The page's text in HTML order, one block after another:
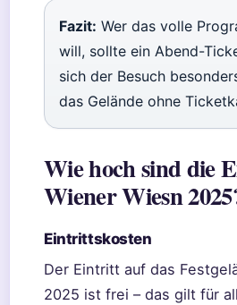
Fazit: Wer das volle
will, sollte ein Abend-
sich der Besuch
das Gelände ohne
Wie hoch sind die
Wiener Wiesn
Eintrittskosten
Der Eintritt auf das
2025 ist frei – das gilt für